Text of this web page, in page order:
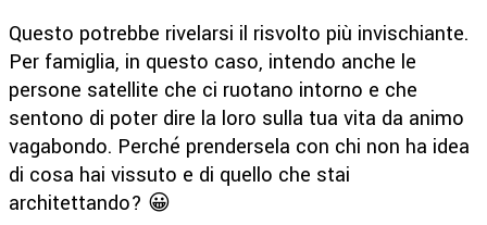
Questo potrebbe rivelarsi il risvolto più invischiante.
Per famiglia, in questo caso, intendo anche le
persone satellite che ci ruotano intorno e che
sentono di poter dire la loro sulla tua vita da animo
vagabondo. Perché prendersela con chi non ha idea
di cosa hai vissuto e di quello che stai
architettando? 😀